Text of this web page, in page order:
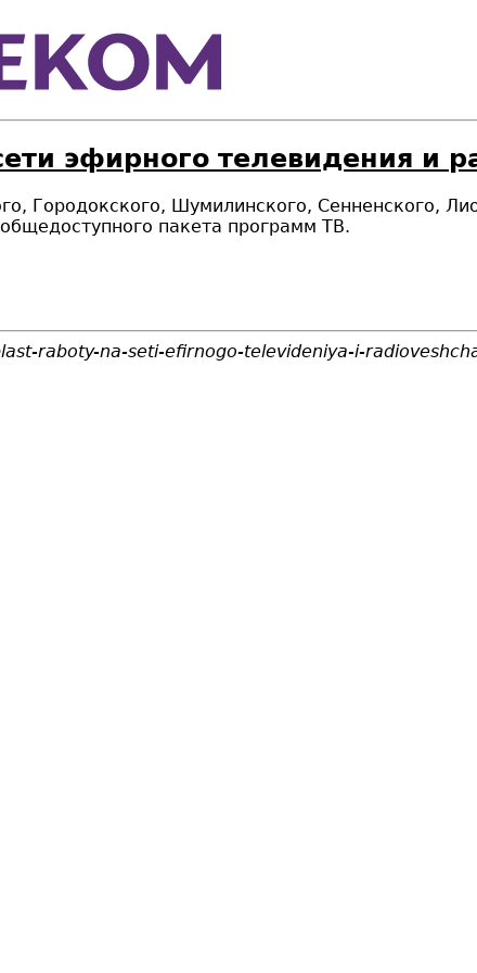
эфирного телевидения и
Городокского, Шумилинского, Сенненского,
пакета программ ТВ.
raboty-na-seti-efirnogo-televideniya-i-